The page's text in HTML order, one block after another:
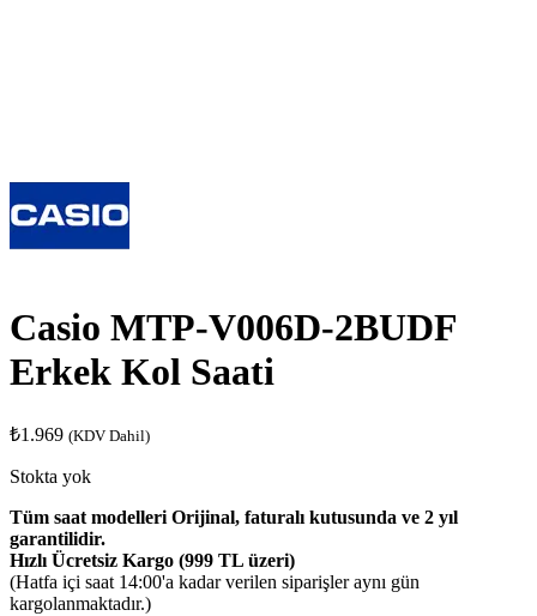
Casio MTP-V006D-2BUDF
Erkek Kol Saati
₺1.969 (KDV Dahil)
Stokta yok
Tüm saat modelleri Orijinal, faturalı kutusunda ve 2 yıl
garantilidir.
Hızlı Ücretsiz Kargo (999 TL üzeri)
(Hatfa içi saat 14:00'a kadar verilen siparişler aynı gün
kargolanmaktadır.)